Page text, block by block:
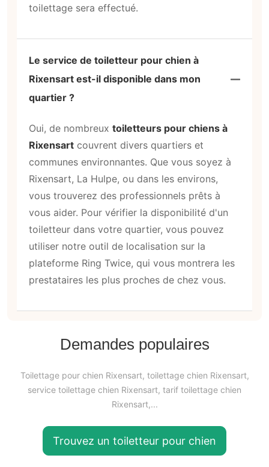
toilettage sera effectué.
Le service de toiletteur pour chien à
Rixensart est-il disponible dans mon
quartier ?
Oui, de nombreux toiletteurs pour chiens à
Rixensart couvrent divers quartiers et
communes environnantes. Que vous soyez à
Rixensart, La Hulpe, ou dans les environs,
vous trouverez des professionnels prêts à
vous aider. Pour vérifier la disponibilité d'un
toiletteur dans votre quartier, vous pouvez
utiliser notre outil de localisation sur la
plateforme Ring Twice, qui vous montrera les
prestataires les plus proches de chez vous.
Demandes populaires
Toilettage pour chien Rixensart, toilettage chien Rixensart,
service toilettage chien Rixensart, tarif toilettage chien
Rixensart,...
Trouvez un toiletteur pour chien